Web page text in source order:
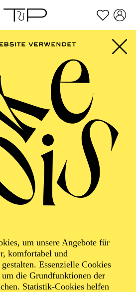
Zum Footer springen
um unsere Angebote für
komfortabel und
Essenzielle Cookies
die Grundfunktionen der
Statistik-Cookies helfen
ESSEN
Uraufführung
Meter
Theater-Spektakel im